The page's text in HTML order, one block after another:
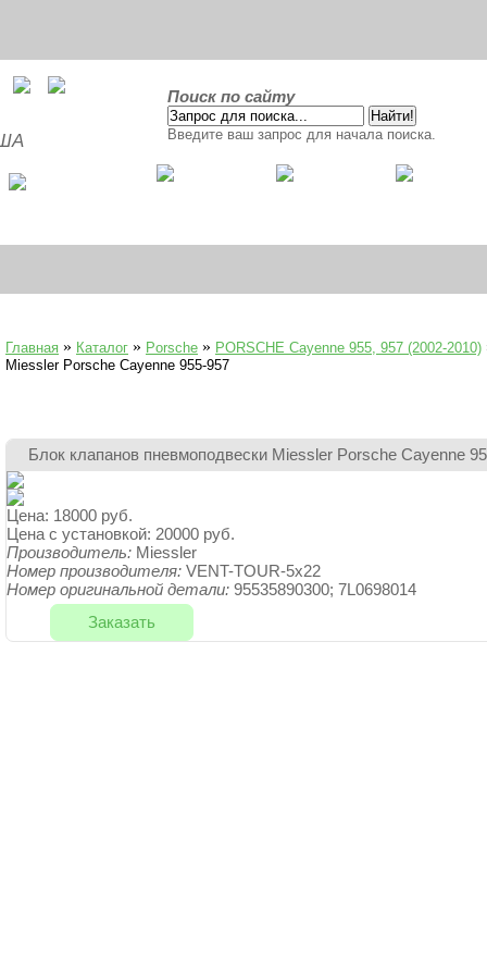
Поиск по сайту
Введите ваш запрос для начала поиска.
Главная » Каталог » Porsche » PORSCHE Cayenne 955, 957 (2002-2010)
Miessler Porsche Cayenne 955-957
Блок клапанов пневмоподвески Miessler Porsche Cayenne
Цена: 18000 руб.
Цена с установкой: 20000 руб.
Производитель: Miessler
Номер производителя: VENT-TOUR-5x22
Номер оригинальной детали: 95535890300; 7L0698014
Заказать